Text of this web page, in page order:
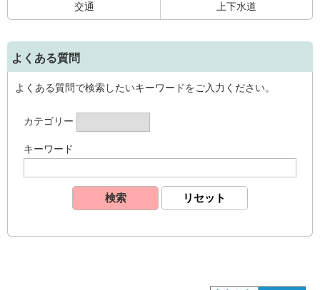
交通 上下水道
よくある質問
よくある質問で検索したいキーワードをご入力ください。
カテゴリー
キーワード